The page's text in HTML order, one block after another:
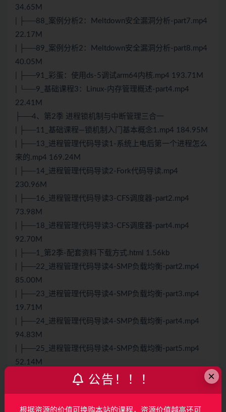
34.65M
| ├──88_案例分析2：Meltdown安全漏洞分析-part7.mp4
22.17M
| ├──89_案例分析2：Meltdown安全漏洞分析-part8.mp4
40.05M
| ├──91_彩蛋：使用ds-5调试arm64内核.mp4 193.71M
| └──9_基础课程3：Linux-内存管理概述-part4.mp4
22.41M
├──4、第2季 进程锁机制与中断管理三合一
| ├──11_基础课程—锁机制入门基本概念1.mp4 184.95M
| ├──13_进程管理代码导读1-系统上电后第一个进程怎么
来的.mp4 169.24M
| ├──14_进程管理代码导读2-Fork代码导读.mp4
230.96M
| ├──16_进程管理代码导读3-CFS调度器-part2.mp4
73.98M
| ├──18_进程管理代码导读3-CFS调度器-part4.mp4
92.70M
| ├──1_第2季-配套资料下载方式.html 1.56kb
| ├──22_进程管理代码导读4-SMP负载均衡-part2.mp4
85.00M
| ├──23_进程管理代码导读4-SMP负载均衡-part3.mp4
19.71M
| ├──24_进程管理代码导读4-SMP负载均衡-part4.mp4
94.83M
| ├──25_进程管理代码导读4-SMP负载均衡-part5.mp4
52.14M
| ├──26_进程管理代码导读4-SMP负载均衡-part6.mp4
×
公告！！！
根据资源的价值可换购本站的课程，资源价值越高还可